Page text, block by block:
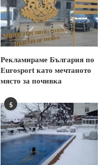
Рекламираме България по
Eurosport като мечтаното
място за почивка
5